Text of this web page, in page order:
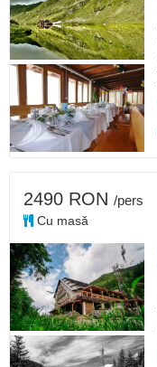
2490 RON /pers
Cu masă